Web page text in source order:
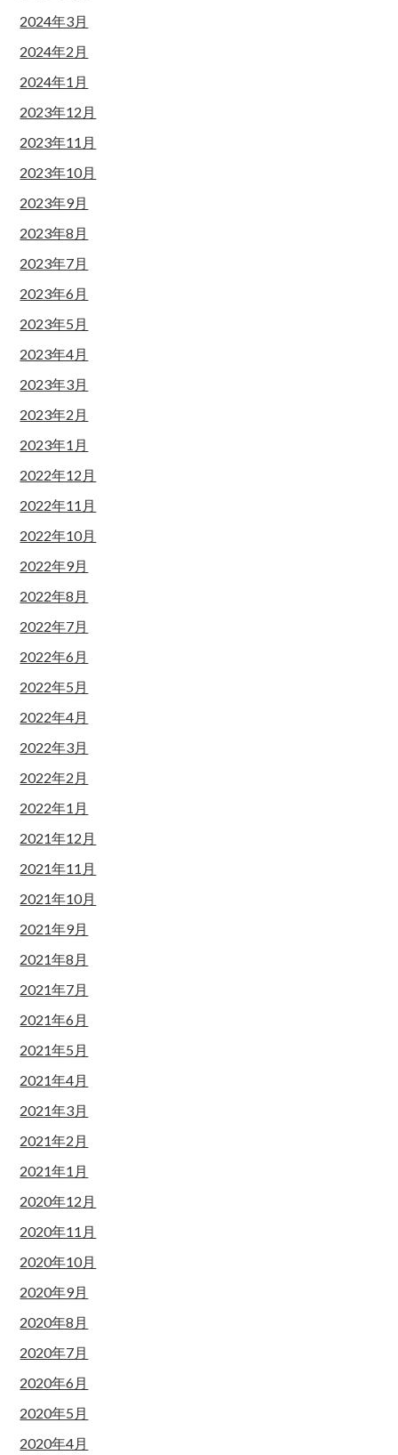
2024年3月
2024年2月
2024年1月
2023年12月
2023年11月
2023年10月
2023年9月
2023年8月
2023年7月
2023年6月
2023年5月
2023年4月
2023年3月
2023年2月
2023年1月
2022年12月
2022年11月
2022年10月
2022年9月
2022年8月
2022年7月
2022年6月
2022年5月
2022年4月
2022年3月
2022年2月
2022年1月
2021年12月
2021年11月
2021年10月
2021年9月
2021年8月
2021年7月
2021年6月
2021年5月
2021年4月
2021年3月
2021年2月
2021年1月
2020年12月
2020年11月
2020年10月
2020年9月
2020年8月
2020年7月
2020年6月
2020年5月
2020年4月